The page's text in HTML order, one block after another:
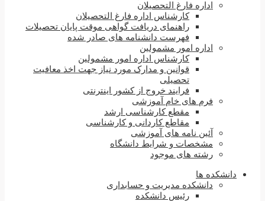
اداره فارغ التحصیلان
کارشناس اداره فارغ التحصیلان
راهنمای دریافت گواهی موقت پایان تحصیلات
فهرست دانشنامه های صادر شده
اداره امور مشمولین
کارشناس اداره امور مشمولین
قوانین و مدارک مورد نیاز جهت اخذ معافیت
تحصیلی
فرایند خروج از کشور اینترنتی
فرم های خام آموزشی
مقطع کارشناسی ارشد
مقاطع کاردانی و کارشناسی
آئین نامه های آموزشی
مشخصات و شرایط دانشگاه
رشته های موجود
دانشکده ها
دانشکده مدیریت و حسابداری
رئیس دانشکده